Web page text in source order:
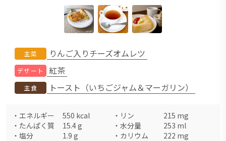
主菜 りんご入りチーズオムレツ
デザート 紅茶
主食 トースト（いちごジャム＆マーガリン）
・ エネルギー 550 kcal ・ リン 215 mg
・ たんぱく質 15.4g ・ 水分量 253 ml
・ 塩分 1.9 g ・ カリウム 222 mg